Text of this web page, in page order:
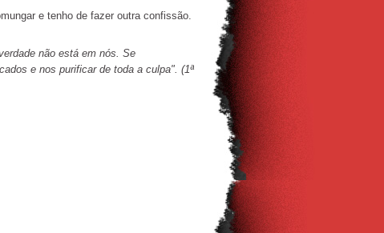
e tenho de fazer outra confissão.
não está em nós. Se
e nos purificar de toda a culpa". (1ª